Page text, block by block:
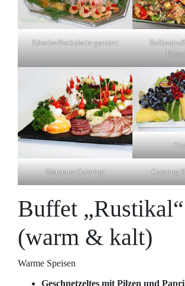
Räucherfischplatte garniert
Elsteraue Catering Catering
Buffet „Rustikal“
(warm & kalt)
Warme Speisen
Geschnetzeltes mit Pilzen und